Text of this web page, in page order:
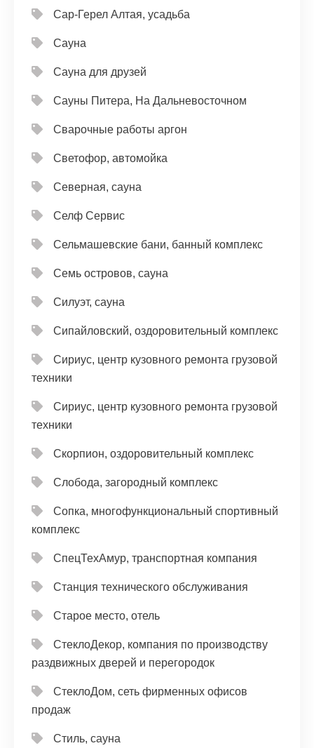
Сар-Герел Алтая, усадьба
Сауна
Сауна для друзей
Сауны Питера, На Дальневосточном
Сварочные работы аргон
Светофор, автомойка
Северная, сауна
Селф Сервис
Сельмашевские бани, банный комплекс
Семь островов, сауна
Силуэт, сауна
Сипайловский, оздоровительный комплекс
Сириус, центр кузовного ремонта грузовой
техники
Сириус, центр кузовного ремонта грузовой
техники
Скорпион, оздоровительный комплекс
Слобода, загородный комплекс
Сопка, многофункциональный спортивный
комплекс
СпецТехАмур, транспортная компания
Станция технического обслуживания
Старое место, отель
СтеклоДекор, компания по производству
раздвижных дверей и перегородок
СтеклоДом, сеть фирменных офисов
продаж
Стиль, сауна